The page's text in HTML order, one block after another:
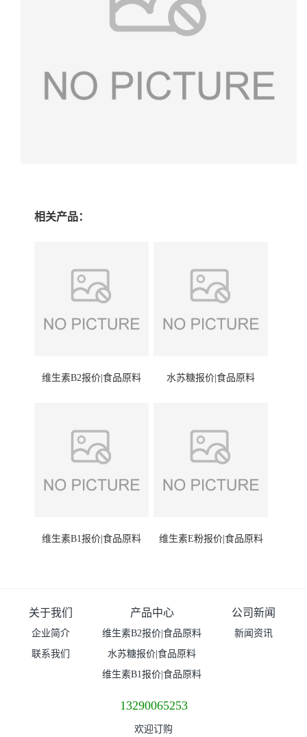
相关产品：
维生素B2报价|食品原料 水苏糖报价|食品原料
维生素B1报价|食品原料 维生素E粉报价|食品原料
关于我们
企业简介
联系我们
产品中心
维生素B2报价|食品原料
水苏糖报价|食品原料
维生素B1报价|食品原料
公司新闻
新闻资讯
13290065253
欢迎订购